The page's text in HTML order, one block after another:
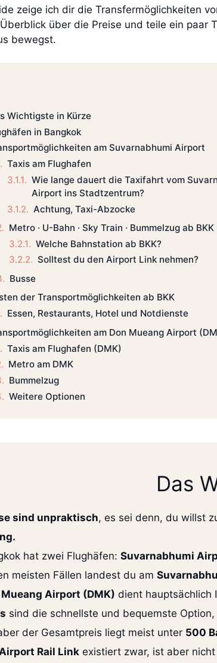
zeige ich dir die Transfermöglichkeiten
über die Preise und teile ein paar
bewegst.
Wichtigste in Kürze
in Bangkok
am Suvarnabhumi Airport
Taxis am Flughafen
Wie lange dauert die Taxifahrt vom
Airport ins Stadtzentrum?
Achtung, Taxi-Abzocke
Metro · U-Bahn · Sky Train · Bummelzug ab BKK
Welche Bahnstation ab BKK?
Solltest du den Airport Link nehmen?
Busse
der Transportmöglichkeiten ab BKK
Essen, Restaurants, Hotel und Notdienste
am Don Mueang Airport
Taxis am Flughafen (DMK)
Metro am DMK
Bummelzug
Weitere Optionen
Das
sind unpraktisch, es sei denn, du willst
hat zwei Flughäfen: Suvarnabhumi
meisten Fällen landest du am
Mueang Airport (DMK) dient hauptsächlich
sind die schnellste und bequemste
der Gesamtpreis liegt meist unter 500
Rail Link existiert zwar, ist aber